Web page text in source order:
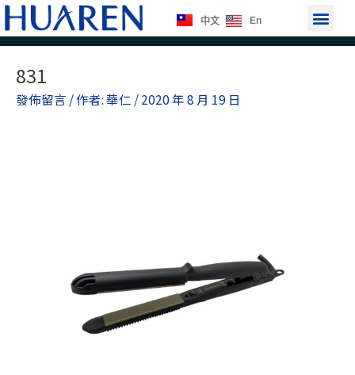
跳
至
主
中文 En 選
單
831
發佈留言 / 作者:華仁 /2020 年 8 月 19 日
navigation